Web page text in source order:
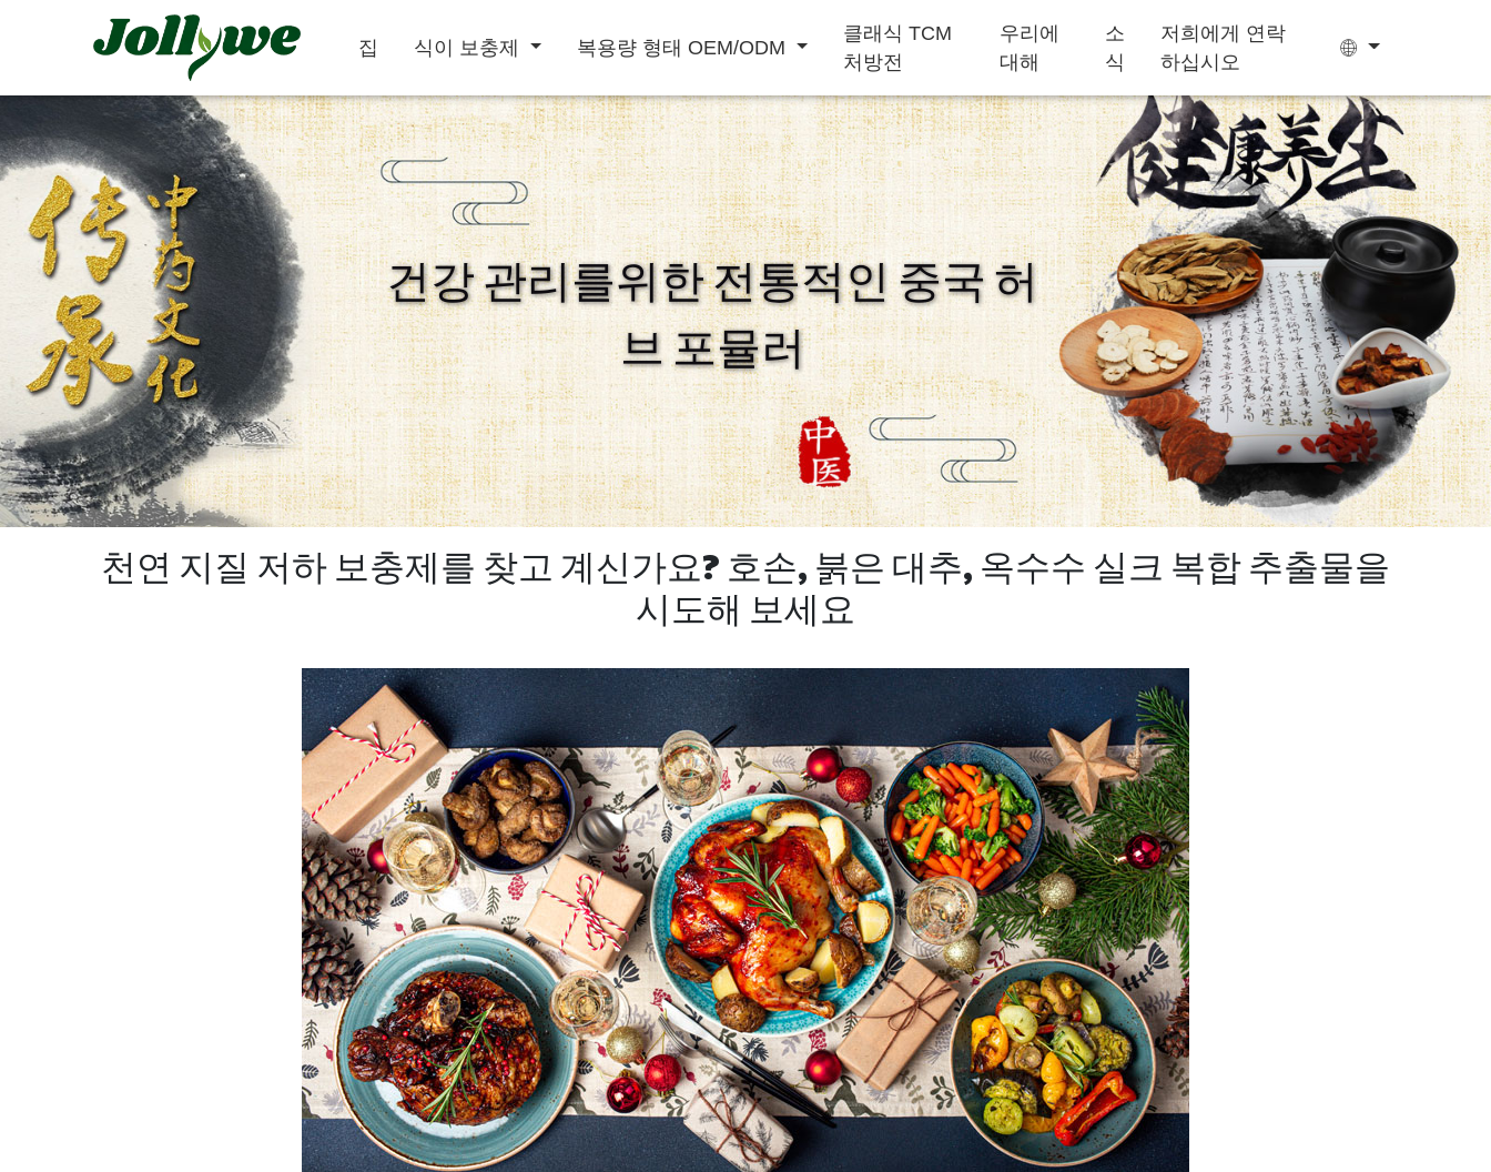
집 식이 보충제 복용량 형태 OEM/ODM
클래식 TCM
처방전
우리에
대해
소
식
저희에게 연락
하십시오
변비약 체중감량 뷰티다이어트 면역강화 남성강화 심혈관질환예방 수면제 성장 다이어트 Ejiao 케이크
알약 캡슐 가루음료 액체음료 티백 젤리캔디
건강 관리를위한 전통적인 중국 허
브 포뮬러
천연 지질 저하 보충제를 찾고 계신가요? 호손, 붉은 대추, 옥수수 실크 복합 추출물을
시도해 보세요